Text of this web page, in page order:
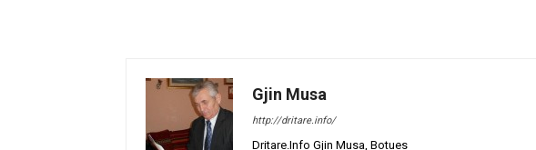
Gjin Musa
http://dritare.info/
Dritare.Info Gjin Musa, Botues